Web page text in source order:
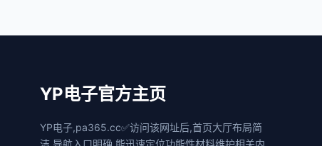
YP电子官方主页
YP电子,pa365.cc✅访问该网址后,首页大厅布局简
洁,导航入口明确,能迅速定位功能性材料维护相关内